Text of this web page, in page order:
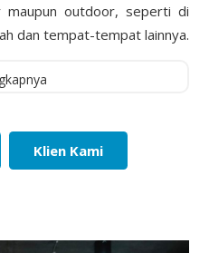
maupun outdoor, seperti di
dan tempat-tempat lainnya.
Klien Kami